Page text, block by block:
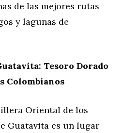
de las mejores rutas
y lagunas de
Tesoro Dorado
Colombianos
Oriental de los
Guatavita es un lugar